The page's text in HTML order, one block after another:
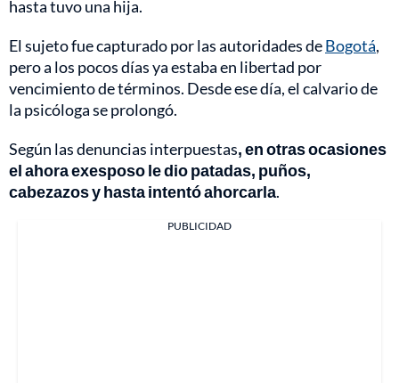
hasta tuvo una hija.
El sujeto fue capturado por las autoridades deBogotá,
pero a los pocos días ya estaba en libertad por
vencimiento de términos. Desde ese día, el calvario de
la psicóloga se prolongó.
Según las denuncias interpuestas, en otras ocasiones
el ahora exesposo le dio patadas, puños,
cabezazos y hasta intentó ahorcarla.
PUBLICIDAD